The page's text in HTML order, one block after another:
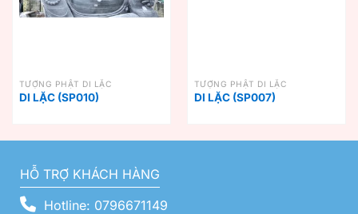
TƯỢNG PHẬT DI LẶC
DI LẶC (SP010)
TƯỢNG PHẬT DI LẶC
DI LẶC (SP007)
HỖ TRỢ KHÁCH HÀNG
Hotline: 0796671149